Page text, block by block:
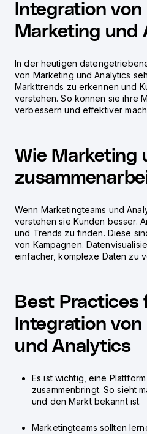
Integration von
Marketing und
In der heutigen
von Marketing und Analytics
Markttrends zu erkennen und
verstehen. So können sie ihre
verbessern und effektiver
Wie Marketing
Wenn Marketingteams und
verstehen sie Kunden besser.
und Trends zu finden. Diese
von Kampagnen.
einfacher, komplexe Daten zu
Best Practices
Integration
und Analytics
Es ist wichtig, eine
zusammenbringt. So sieht
und den Markt bekannt ist.
Marketingteams sollten